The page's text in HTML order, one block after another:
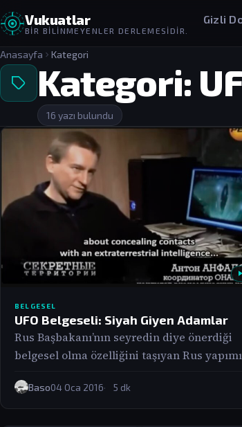
Vukuatlar
BIR BILINMEYENLER DERLEMESIDIR.
Gizli
Anasayfa Kategori
Kategori:
16 yazı bulundu
BELGESEL
UFO Belgeseli: Siyah Giyen Adamlar
Rus Başbakanı’nın seyredin diye önerdiği
belgesel olma özelliğini taşıyan Rus yapımı
sonrasında ortaya çıkan bir…
Baso04 Oca 2016 5 dk